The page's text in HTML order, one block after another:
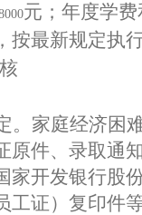
元；年度学
最新规定执行
。家庭经济困
件、录取通
家开发银行股
证）复印件等